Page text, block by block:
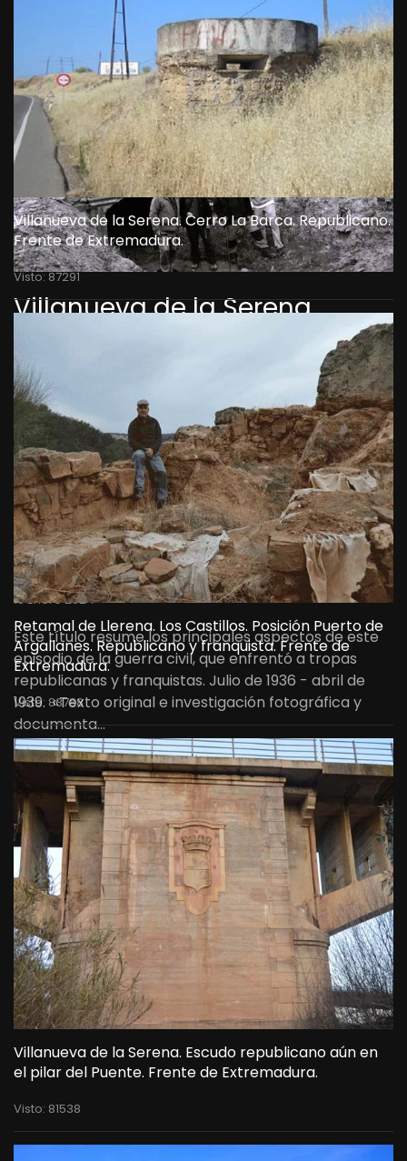
Villanueva de la Serena.
Campanario. Benquerencia.
Castuera. La Serena. Guerra
civil. Una historia de
resistencia, olvido y memoria.
Reportaje Gráfico.
Republicanos y franquistas .
Frente de Extremadura.
18 Enero 2024
Este título resume los principales aspectos de este
episodio de la guerra civil, que enfrentó a tropas
republicanas y franquistas. Julio de 1936 - abril de
1939. «Texto original e investigación fotográfica y
documenta…
LEER MÁS
Villanueva de la Serena. Cerro La Barca. Republicano.
Frente de Extremadura.
Visto: 87291
Retamal de Llerena. Los Castillos. Posición Puerto de
Argallanes. Republicano y franquista. Frente de
Extremadura.
Visto: 83788
Villanueva de la Serena. Escudo republicano aún en
el pilar del Puente. Frente de Extremadura.
Visto: 81538